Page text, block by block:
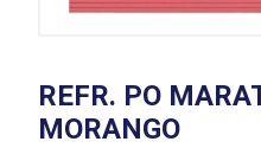
REFR. PO
MORANGO